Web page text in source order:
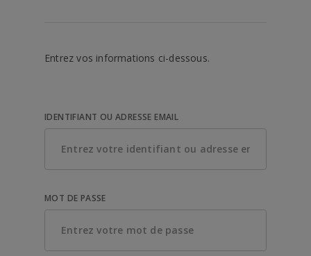
Entrez vos informations ci-dessous.
IDENTIFIANT OU ADRESSE EMAIL
MOT DE PASSE